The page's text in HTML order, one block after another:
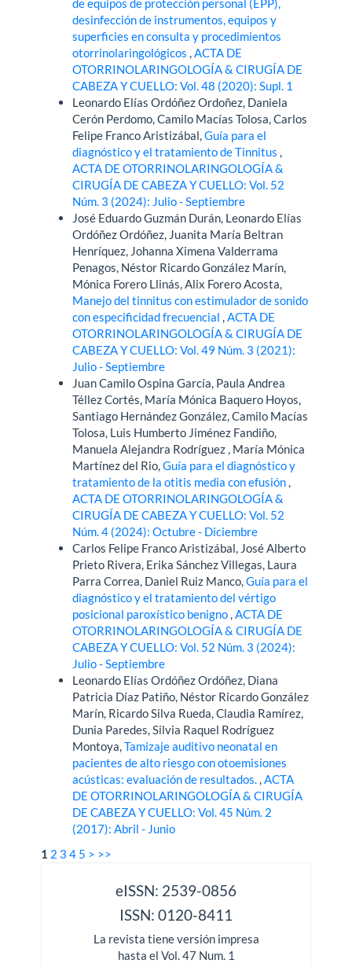
de equipos de protección personal (EPP),
desinfección de instrumentos, equipos y
superficies en consulta y procedimientos
otorrinolaringológicos,ACTA DE
OTORRINOLARINGOLOGÍA & CIRUGÍA DE
CABEZA Y CUELLO: Vol. 48 (2020): Supl. 1
Leonardo Elías Ordóñez Ordoñez, Daniela
Cerón Perdomo, Camilo Macías Tolosa, Carlos
Felipe Franco Aristizábal,Guía para el
diagnóstico y el tratamiento de Tinnitus,
ACTA DE OTORRINOLARINGOLOGÍA &
CIRUGÍA DE CABEZA Y CUELLO: Vol. 52
Núm. 3 (2024): Julio - Septiembre
José Eduardo Guzmán Durán, Leonardo Elías
Ordóñez Ordóñez, Juanita María Beltran
Henríquez, Johanna Ximena Valderrama
Penagos, Néstor Ricardo González Marín,
Mónica Forero Llinás, Alix Forero Acosta,
Manejo del tinnitus con estimulador de sonido
con especificidad frecuencial,ACTA DE
OTORRINOLARINGOLOGÍA & CIRUGÍA DE
CABEZA Y CUELLO: Vol. 49 Núm. 3 (2021):
Julio - Septiembre
Juan Camilo Ospina García, Paula Andrea
Téllez Cortés, María Mónica Baquero Hoyos,
Santiago Hernández González, Camilo Macías
Tolosa, Luis Humberto Jiménez Fandiño,
Manuela Alejandra Rodríguez , María Mónica
Martínez del Rio,Guía para el diagnóstico y
tratamiento de la otitis media con efusión,
ACTA DE OTORRINOLARINGOLOGÍA &
CIRUGÍA DE CABEZA Y CUELLO: Vol. 52
Núm. 4 (2024): Octubre - Diciembre
Carlos Felipe Franco Aristizábal, José Alberto
Prieto Rivera, Erika Sánchez Villegas, Laura
Parra Correa, Daniel Ruiz Manco,Guía para el
diagnóstico y el tratamiento del vértigo
posicional paroxístico benigno,ACTA DE
OTORRINOLARINGOLOGÍA & CIRUGÍA DE
CABEZA Y CUELLO: Vol. 52 Núm. 3 (2024):
Julio - Septiembre
Leonardo Elías Ordóñez Ordóñez, Diana
Patricia Díaz Patiño, Néstor Ricardo González
Marín, Ricardo Silva Rueda, Claudia Ramírez,
Dunia Paredes, Silvia Raquel Rodríguez
Montoya,Tamizaje auditivo neonatal en
pacientes de alto riesgo con otoemisiones
acústicas: evaluación de resultados.,ACTA
DE OTORRINOLARINGOLOGÍA & CIRUGÍA
DE CABEZA Y CUELLO: Vol. 45 Núm. 2
(2017): Abril - Junio
1 2 3 4 5 > >>
eISSN: 2539-0856
ISSN: 0120-8411
La revista tiene versión impresa
hasta el Vol. 47 Num. 1